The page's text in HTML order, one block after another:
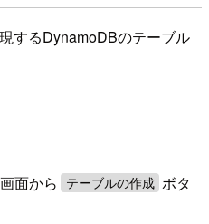
するDynamoDBのテーブル
面から テーブルの作成 ボタ